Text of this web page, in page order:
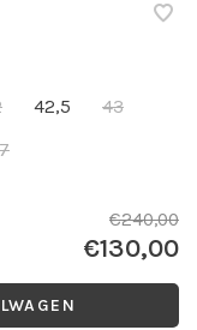
42,5
43
€240,00
€130,00